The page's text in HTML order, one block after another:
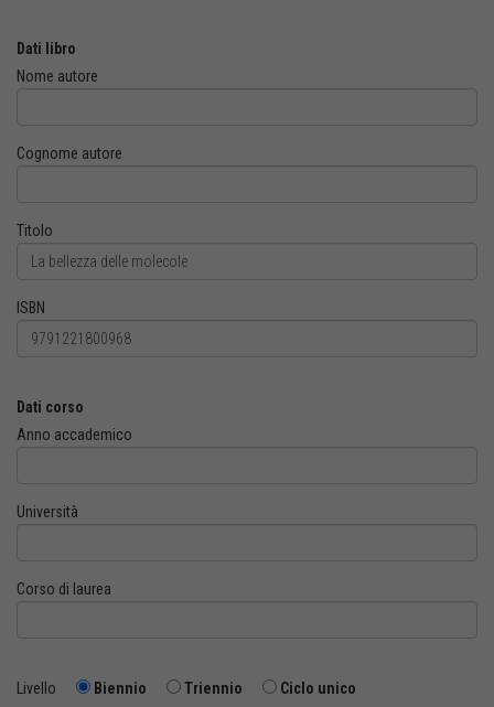
Dati libro
Nome autore
Cognome autore
Titolo
ISBN
Dati corso
Anno accademico
Università
Corso di laurea
Livello Biennio Triennio Ciclo unico